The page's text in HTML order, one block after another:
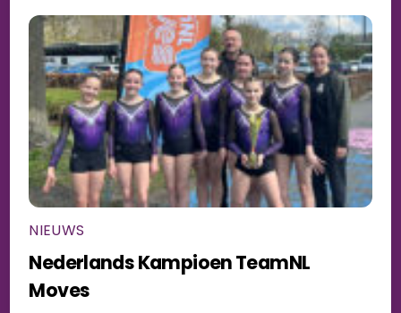
NIEUWS
Nederlands Kampioen TeamNL
Moves